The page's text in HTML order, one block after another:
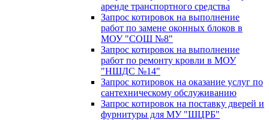
аренде транспортного средства
Запрос котировок на выполнение
работ по замене оконных блоков в
МОУ "СОШ №8"
Запрос котировок на выполнение
работ по ремонту кровли в МОУ
"НШДС №14"
Запрос котировок на оказание услуг по
сантехническому обслуживанию
Запрос котировок на поставку дверей и
фурнитуры для МУ "ШЦРБ"